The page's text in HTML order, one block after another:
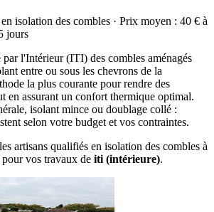
isolation des combles · Prix moyen : 40 € à
jours
l'Intérieur (ITI) des combles aménagés
entre ou sous les chevrons de la
la plus courante pour rendre des
en assurant un confort thermique optimal.
isolant mince ou doublage collé :
selon votre budget et vos contraintes.
artisans qualifiés en isolation des combles à
vos travaux de iti (intérieure).